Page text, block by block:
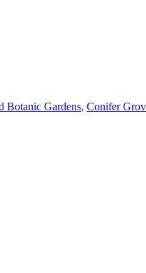
Botanic Gardens, Conifer